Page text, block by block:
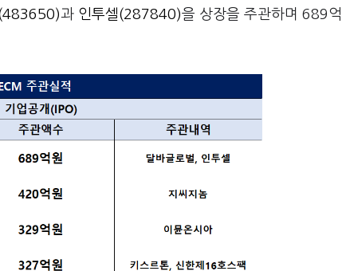
과 인투셀(287840)을 상장을 주관하며 689억